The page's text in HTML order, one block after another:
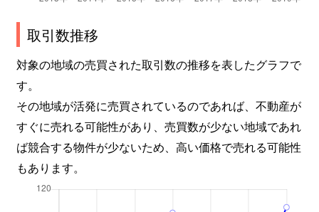
取引数推移
対象の地域の売買された取引数の推移を表したグラフで
す。
その地域が活発に売買されているのであれば、不動産が
すぐに売れる可能性があり、売買数が少ない地域であれ
ば競合する物件が少ないため、高い価格で売れる可能性
もあります。